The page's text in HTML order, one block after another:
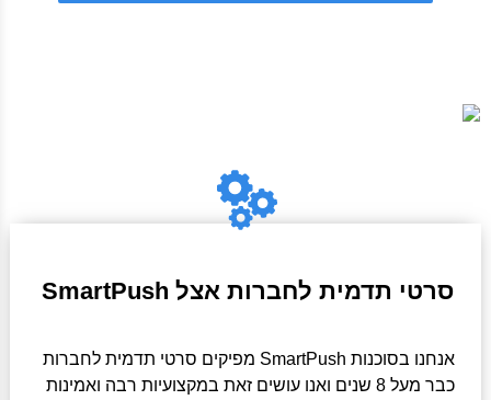
סרטי תדמית לחברות אצל SmartPush
אנחנו בסוכנות SmartPush מפיקים סרטי תדמית לחברות
כבר מעל 8 שנים ואנו עושים זאת במקצועיות רבה ואמינות